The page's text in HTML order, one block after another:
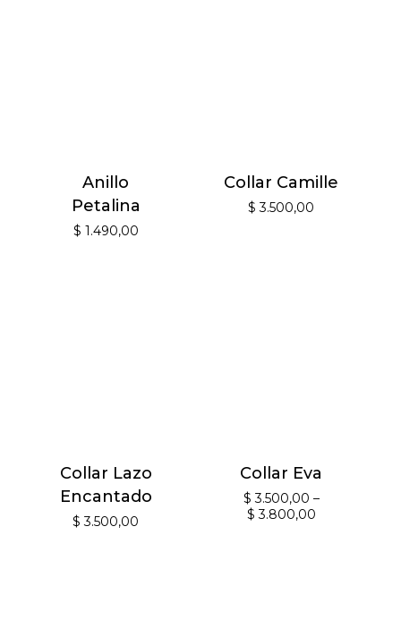
Anillo
Petalina
$ 1.490,00
Collar Camille
$ 3.500,00
Collar Lazo
Encantado
$ 3.500,00
Collar Eva
$ 3.500,00 –
$ 3.800,00